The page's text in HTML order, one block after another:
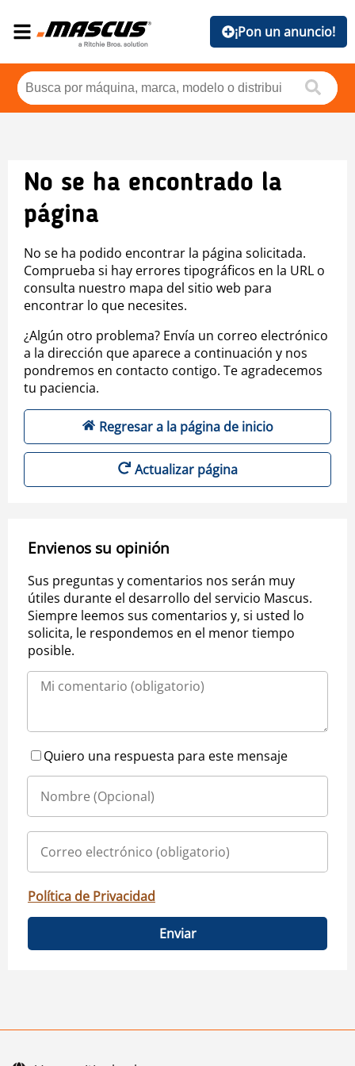
¡Pon un anuncio!
No se ha encontrado la
página
No se ha podido encontrar la página solicitada.
Comprueba si hay errores tipográficos en la URL o
consulta nuestro mapa del sitio web para
encontrar lo que necesites.
¿Algún otro problema? Envía un correo electrónico
a la dirección que aparece a continuación y nos
pondremos en contacto contigo. Te agradecemos
tu paciencia.
Regresar a la página de inicio
Actualizar página
Envienos su opinión
Sus preguntas y comentarios nos serán muy
útiles durante el desarrollo del servicio Mascus.
Siempre leemos sus comentarios y, si usted lo
solicita, le respondemos en el menor tiempo
posible.
Quiero una respuesta para este mensaje
Política de Privacidad
Enviar